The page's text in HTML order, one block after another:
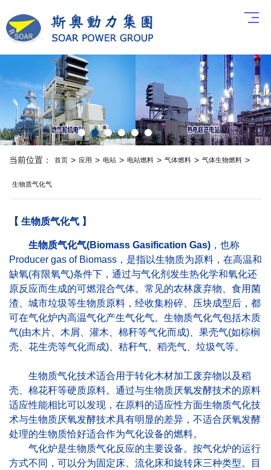
当前位置： 首页 > 应用 > 电站 > 电站燃料 > 气体燃料 > 气体生物燃料 >
生物质气化气
【 生物质气化气 】
生物质气化气(Biomass Gasification Gas) ，也称
Producer gas of Biomass，是指以生物质为原料，在高温和
缺氧(有限氧气)条件下，通过与气化剂发生热化学和氧化还
原反应而生成的可燃混合气体。常见的农林废弃物、食用菌
渣、城市垃圾等生物质原料，经收集粉碎、压块成型后，都
可在气化炉内高温气化产生气化气。生物质气化气包括木质
气(由木片、木屑、灌木、棉秆等气化而成)、果壳气(如棕榈
壳、花生壳等气化而成)、秸秆气、稻壳气、垃圾气等。
生物质气化技术适合用于转化木材加工废弃物以及稻
壳、棉花秆等硬质原料。通过与生物质厌氧发酵技术的原料
适应性能相比可以发现，在原料的适应性方面生物质气化技
术与生物质厌氧发酵技术具有明显的差异，不适合厌氧发酵
处理的生物质恰好适合作为气化设备的燃料。
气化炉是生物质气化反应的主要设备。按气化炉的运行
方式不同，可以分为固定床、流化床和旋转床三种类型。目